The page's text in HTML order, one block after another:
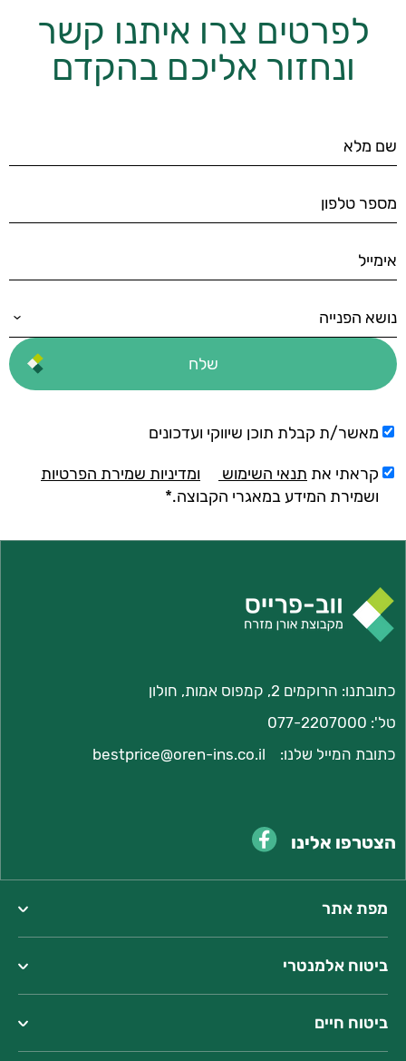
לפרטים צרו איתנו קשר
ונחזור אליכם בהקדם
מאשר/ת קבלת תוכן שיווקי ועדכונים
קראתי את תנאי השימוש
ומדיניות שמירת הפרטיות
ושמירת המידע במאגרי הקבוצה.*
כתובתנו: הרוקמים 2, קמפוס אמות, חולון
טל': 077-2207000
כתובת המייל שלנו:
bestprice@oren-ins.co.il
הצטרפו אלינו
מפת אתר
ביטוח אלמנטרי
ביטוח חיים
כתובתנו:המצודה 23, אזור
טל':077-2207000